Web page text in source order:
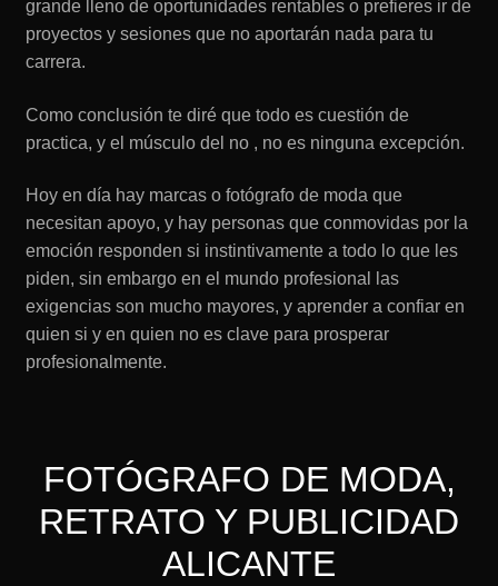
grande lleno de oportunidades rentables o prefieres ir de
proyectos y sesiones que no aportarán nada para tu
carrera.
Como conclusión te diré que todo es cuestión de
practica, y el músculo del no , no es ninguna excepción.
Hoy en día hay marcas o fotógrafo de moda que
necesitan apoyo, y hay personas que conmovidas por la
emoción responden si instintivamente a todo lo que les
piden, sin embargo en el mundo profesional las
exigencias son mucho mayores, y aprender a confiar en
quien si y en quien no es clave para prosperar
profesionalmente.
FOTÓGRAFO DE MODA,
RETRATO Y PUBLICIDAD
ALICANTE